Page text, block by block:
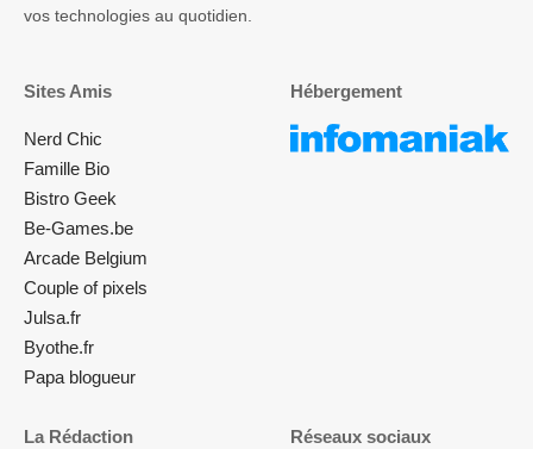
vos technologies au quotidien.
Sites Amis
Nerd Chic
Famille Bio
Bistro Geek
Be-Games.be
Arcade Belgium
Couple of pixels
Julsa.fr
Byothe.fr
Papa blogueur
Hébergement
La Rédaction Réseaux sociaux